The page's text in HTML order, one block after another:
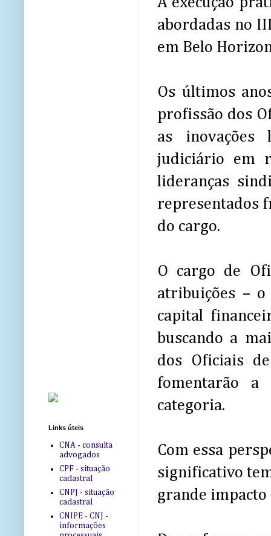
abordadas no
em Belo
Os últimos
profissão dos
as inovações
judiciário em
lideranças
representados
do cargo.
O cargo de
atribuições –
capital
buscando a
dos Oficiais
fomentarão a
categoria.
Com essa
significativo
grande impacto
Links úteis
CNA - consulta
advogados
CPF - situação
cadastral
CNPJ - situação
cadastral
CNIPE - CNJ -
informações